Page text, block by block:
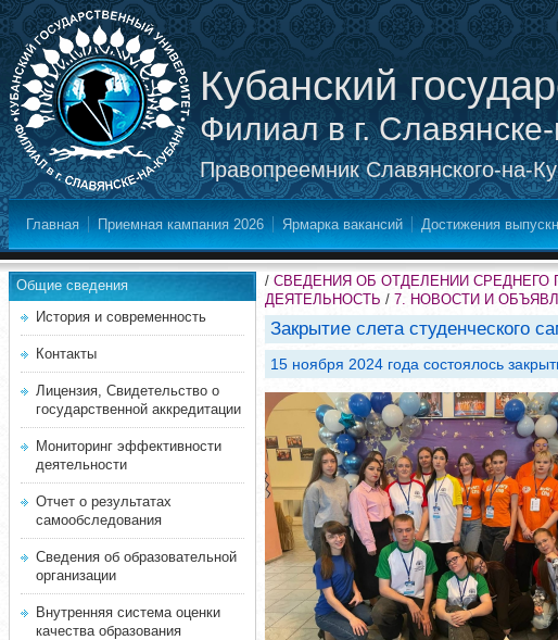
Кубанский
Филиал в г.
Правопреемник Славянского-на-
Главная Приемная кампания 2026 Ярмарка вакансий Достижения
Общие сведения
История и современность
Контакты
Лицензия, Свидетельство о
государственной аккредитации
Мониторинг эффективности
деятельности
Отчет о результатах
самообследования
Сведения об образовательной
организации
Внутренняя система оценки
качества образования
/ СВЕДЕНИЯ ОБ ОТДЕЛЕНИИ
ДЕЯТЕЛЬНОСТЬ / 7. НОВОСТИ И
Закрытие слета студенческого
15 ноября 2024 года состоялось